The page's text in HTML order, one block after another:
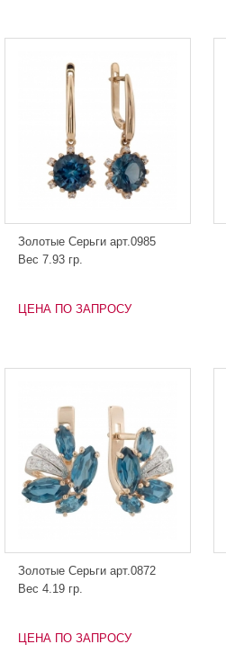
Золотые Серьги арт.0985
Вес 7.93 гр.
ЦЕНА ПО ЗАПРОСУ
Золотые Серьги арт.0872
Вес 4.19 гр.
ЦЕНА ПО ЗАПРОСУ